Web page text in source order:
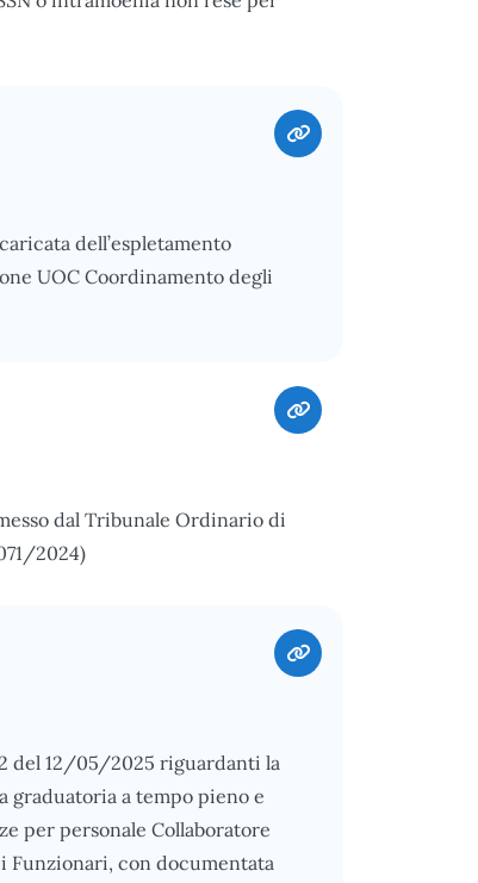
dell’espletamento
UOC Coordinamento degli
dal Tribunale Ordinario di
2024)
del 12/05/2025 riguardanti la
graduatoria a tempo pieno e
per personale Collaboratore
Funzionari, con documentata